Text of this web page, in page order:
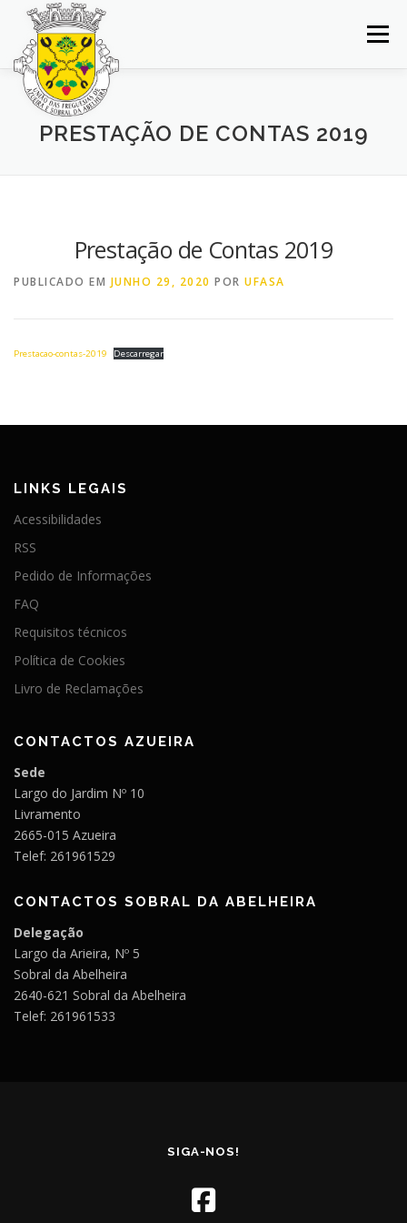
Saltar
conteúdo
Menu
INÍCIO JUNTA DE FREGUESIA
CONCURSOS CONTACTOS
PRESTAÇÃO DE CONTAS 2019
Prestação de Contas 2019
PUBLICADO EM JUNHO 29, 2020 POR UFASA
Prestacao-contas-2019 Descarregar
LINKS LEGAIS
Acessibilidades
RSS
Pedido de Informações
FAQ
Requisitos técnicos
Política de Cookies
Livro de Reclamações
CONTACTOS AZUEIRA
Sede
Largo do Jardim Nº 10
Livramento
2665-015 Azueira
Telef: 261961529
CONTACTOS SOBRAL DA ABELHEIRA
Delegação
Largo da Arieira, Nº 5
Sobral da Abelheira
2640-621 Sobral da Abelheira
Telef: 261961533
SIGA-NOS!